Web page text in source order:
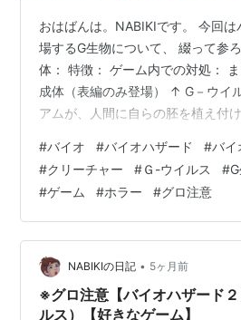
おはばんは。NABIKIです。 今回
場するG生物について、 綴って参
体： 特徴： ゲーム内での対処：
成体（表編のみ登場） ↑ G－ウイ
アムが、人間に自らの胚を植え付
トーリー両方において、 表編のみ
ンでは記者であるベンを クレアで
ズに胚を植え付けて誕生した。 特
回る体格を会得しており、G生物
ていることが確認できる。 ↑ G成
る眼球…
#バイオ #バイオハザード #バイ
#クリーチャー #Ｇ-ウイルス #
#ゲーム #ホラー #グロ注意
NABIKIの日記 • 5ヶ月前
※グロ注意【バイオハザード
ルス）【好きなゲーム】